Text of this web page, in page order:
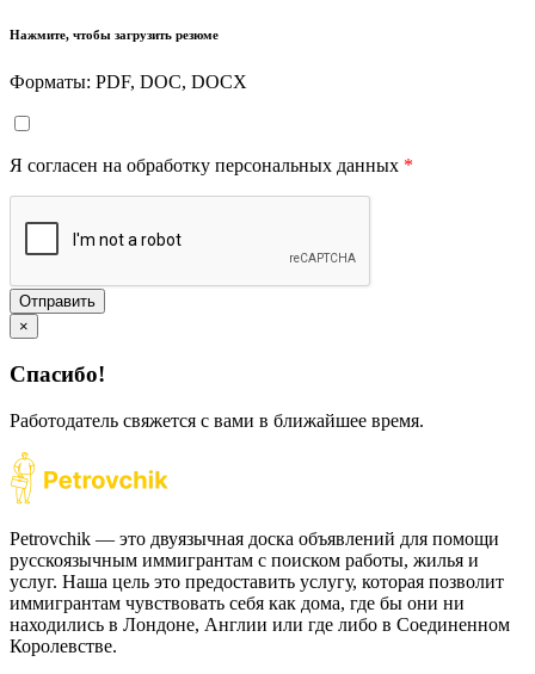
Нажмите, чтобы загрузить резюме
Форматы: PDF, DOC, DOCX
Я согласен на обработку персональных данных *
Отправить
×
Спасибо!
Работодатель свяжется с вами в ближайшее время.
Petrovchik — это двуязычная доска объявлений для помощи
русскоязычным иммигрантам с поиском работы, жилья и
услуг. Наша цель это предоставить услугу, которая позволит
иммигрантам чувствовать себя как дома, где бы они ни
находились в Лондоне, Англии или где либо в Соединенном
Королевстве.